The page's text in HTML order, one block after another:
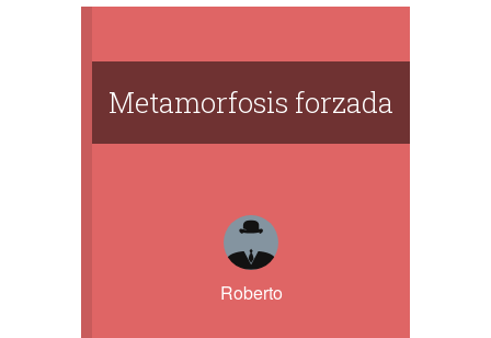
Metamorfosis forzada
Roberto